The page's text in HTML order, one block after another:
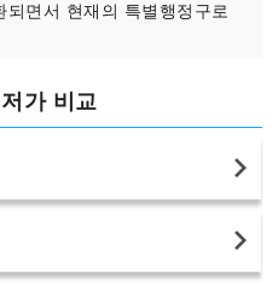
면서 현재의 특별행정구로
가 비교